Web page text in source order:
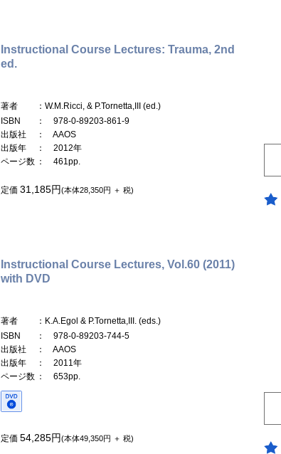
Instructional Course Lectures: Trauma, 2nd
ed.
著者
：W.M.Ricci, & P.Tornetta,III (ed.)
ISBN
： 978-0-89203-861-9
出版社
： AAOS
出版年
： 2012年
ページ数 ： 461pp.
定価 31,185円(本体28,350円 ＋ 税)
Instructional Course Lectures, Vol.60 (2011)
with DVD
著者
：K.A.Egol & P.Tornetta,III. (eds.)
ISBN
： 978-0-89203-744-5
出版社
： AAOS
出版年
： 2011年
ページ数 ： 653pp.
定価 54,285円(本体49,350円 ＋ 税)